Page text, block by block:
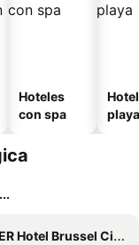
Hoteles
con spa
playa
Brussel City Center